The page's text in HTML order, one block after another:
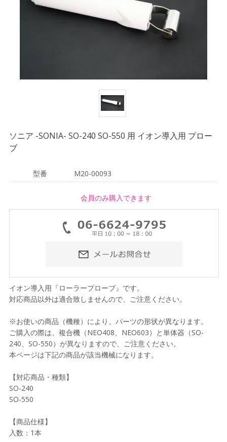
ソニア -SONIA- SO-240 SO-550 用 イオン導入用 プロー
ブ
型番 M20-00093
会員のみ購入できます
イオン導入用『ローラープローブ』です。
対応商品以外は適合致しませんので、ご注意ください。
※お使いの商品（機種）により、パーツの形状が異なります。
ご購入の際は、複合機（NEO408、NEO603）と単体器（SO-
240、SO-550）が異なりますので、ご注意ください。
本ページは下記の商品が該当機械になります。
【対応商品・種類】
SO-240
SO-550
【商品仕様】
入数：1本